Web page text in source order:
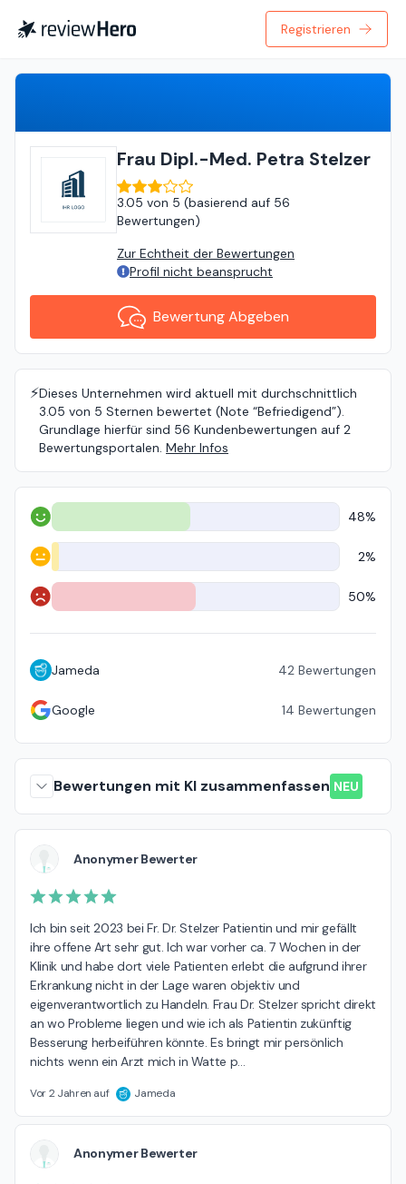
Registrieren
Frau Dipl.-Med. Petra Stelzer
3.05 von 5 (basierend auf 56
Bewertungen)
Zur Echtheit der Bewertungen
Profil nicht beansprucht
Bewertung Abgeben
⚡️Dieses Unternehmen wird aktuell mit durchschnittlich
3.05 von 5 Sternen bewertet (Note “Befriedigend”).
Grundlage hierfür sind 56 Kundenbewertungen auf 2
Bewertungsportalen. Mehr Infos
Positiv 48%
Neutral 2%
Negativ 50%
Jameda 42 Bewertungen
Google 14 Bewertungen
Bewertungen mit KI zusammenfassen NEU
Anonymer Bewerter
Ich bin seit 2023 bei Fr. Dr. Stelzer Patientin und mir gefällt
ihre offene Art sehr gut. Ich war vorher ca. 7 Wochen in der
Klinik und habe dort viele Patienten erlebt die aufgrund ihrer
Erkrankung nicht in der Lage waren objektiv und
eigenverantwortlich zu Handeln. Frau Dr. Stelzer spricht direkt
an wo Probleme liegen und wie ich als Patientin zukünftig
Besserung herbeiführen könnte. Es bringt mir persönlich
nichts wenn ein Arzt mich in Watte p
Vor 2 Jahren auf Jameda
Anonymer Bewerter